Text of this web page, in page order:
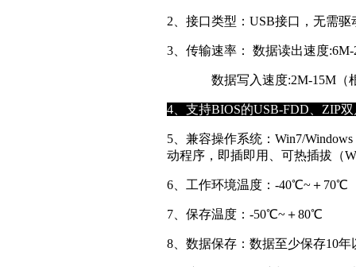
2、接口类型：USB接口，无需
3、传输速率： 数据读出速度
数据写入速度:2M-15M（根
4、支持BIOS的USB-FDD、ZIP
5、兼容操作系统：Win7/
动程序，即插即用、可热插拔（
6、工作环境温度：-40℃~＋70℃
7、保存温度：-50℃~＋80℃
8、数据保存：数据至少保存10年